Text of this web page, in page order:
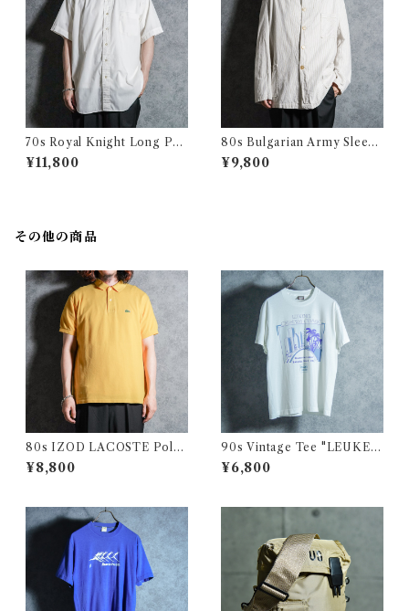
70s Royal Knight Long Poi
nt Collar Shirts ロイヤルナ
イト ロングポイント 半袖 シャ
¥11,800
80s Bulgarian Army Sleepi
ng Shirts Coverall ブルガリ
ア軍 スリーピング シャツ カバ
¥9,800
その他の商品
80s IZOD LACOSTE Polo
Shirts Yellow Made in USA
アイゾッド ラコステ ポロシャ
¥8,800
90s Vintage Tee "LEUKEM
IA" SCREEN STARS ヴィン
テージ Tシャツ スクリーンス
¥6,800